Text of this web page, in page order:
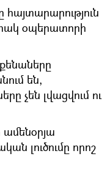
օպերատորի
են,
չեն լվացվում ու
ամենօրյա
լուծումը որոշ